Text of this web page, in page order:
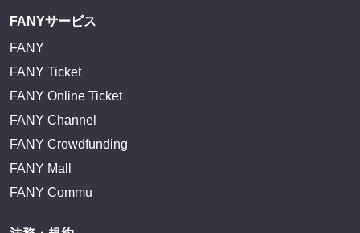
FANYサービス
FANY
FANY Ticket
FANY Online Ticket
FANY Channel
FANY Crowdfunding
FANY Mall
FANY Commu